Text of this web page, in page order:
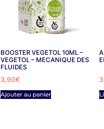
BOOSTER VEGETOL 10ML –
VEGETOL – MECANIQUE DES
FLUIDES
3,90€
Ajouter au panier